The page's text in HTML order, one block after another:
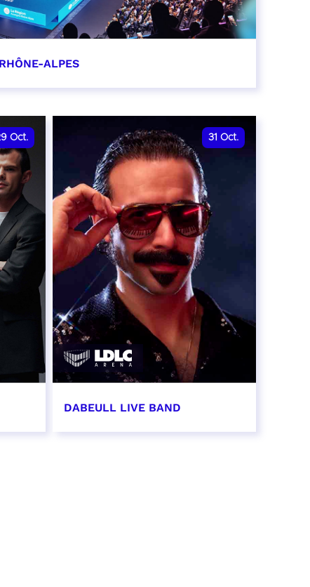
ALPES
Oct. 31 Oct.
DABEULL LIVE BAND